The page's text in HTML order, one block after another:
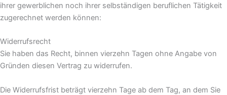
ihrer gewerblichen noch ihrer selbständigen beruflichen Tätigkeit
zugerechnet werden können:
Widerrufsrecht
Sie haben das Recht, binnen vierzehn Tagen ohne Angabe von
Gründen diesen Vertrag zu widerrufen.
Die Widerrufsfrist beträgt vierzehn Tage ab dem Tag, an dem Sie